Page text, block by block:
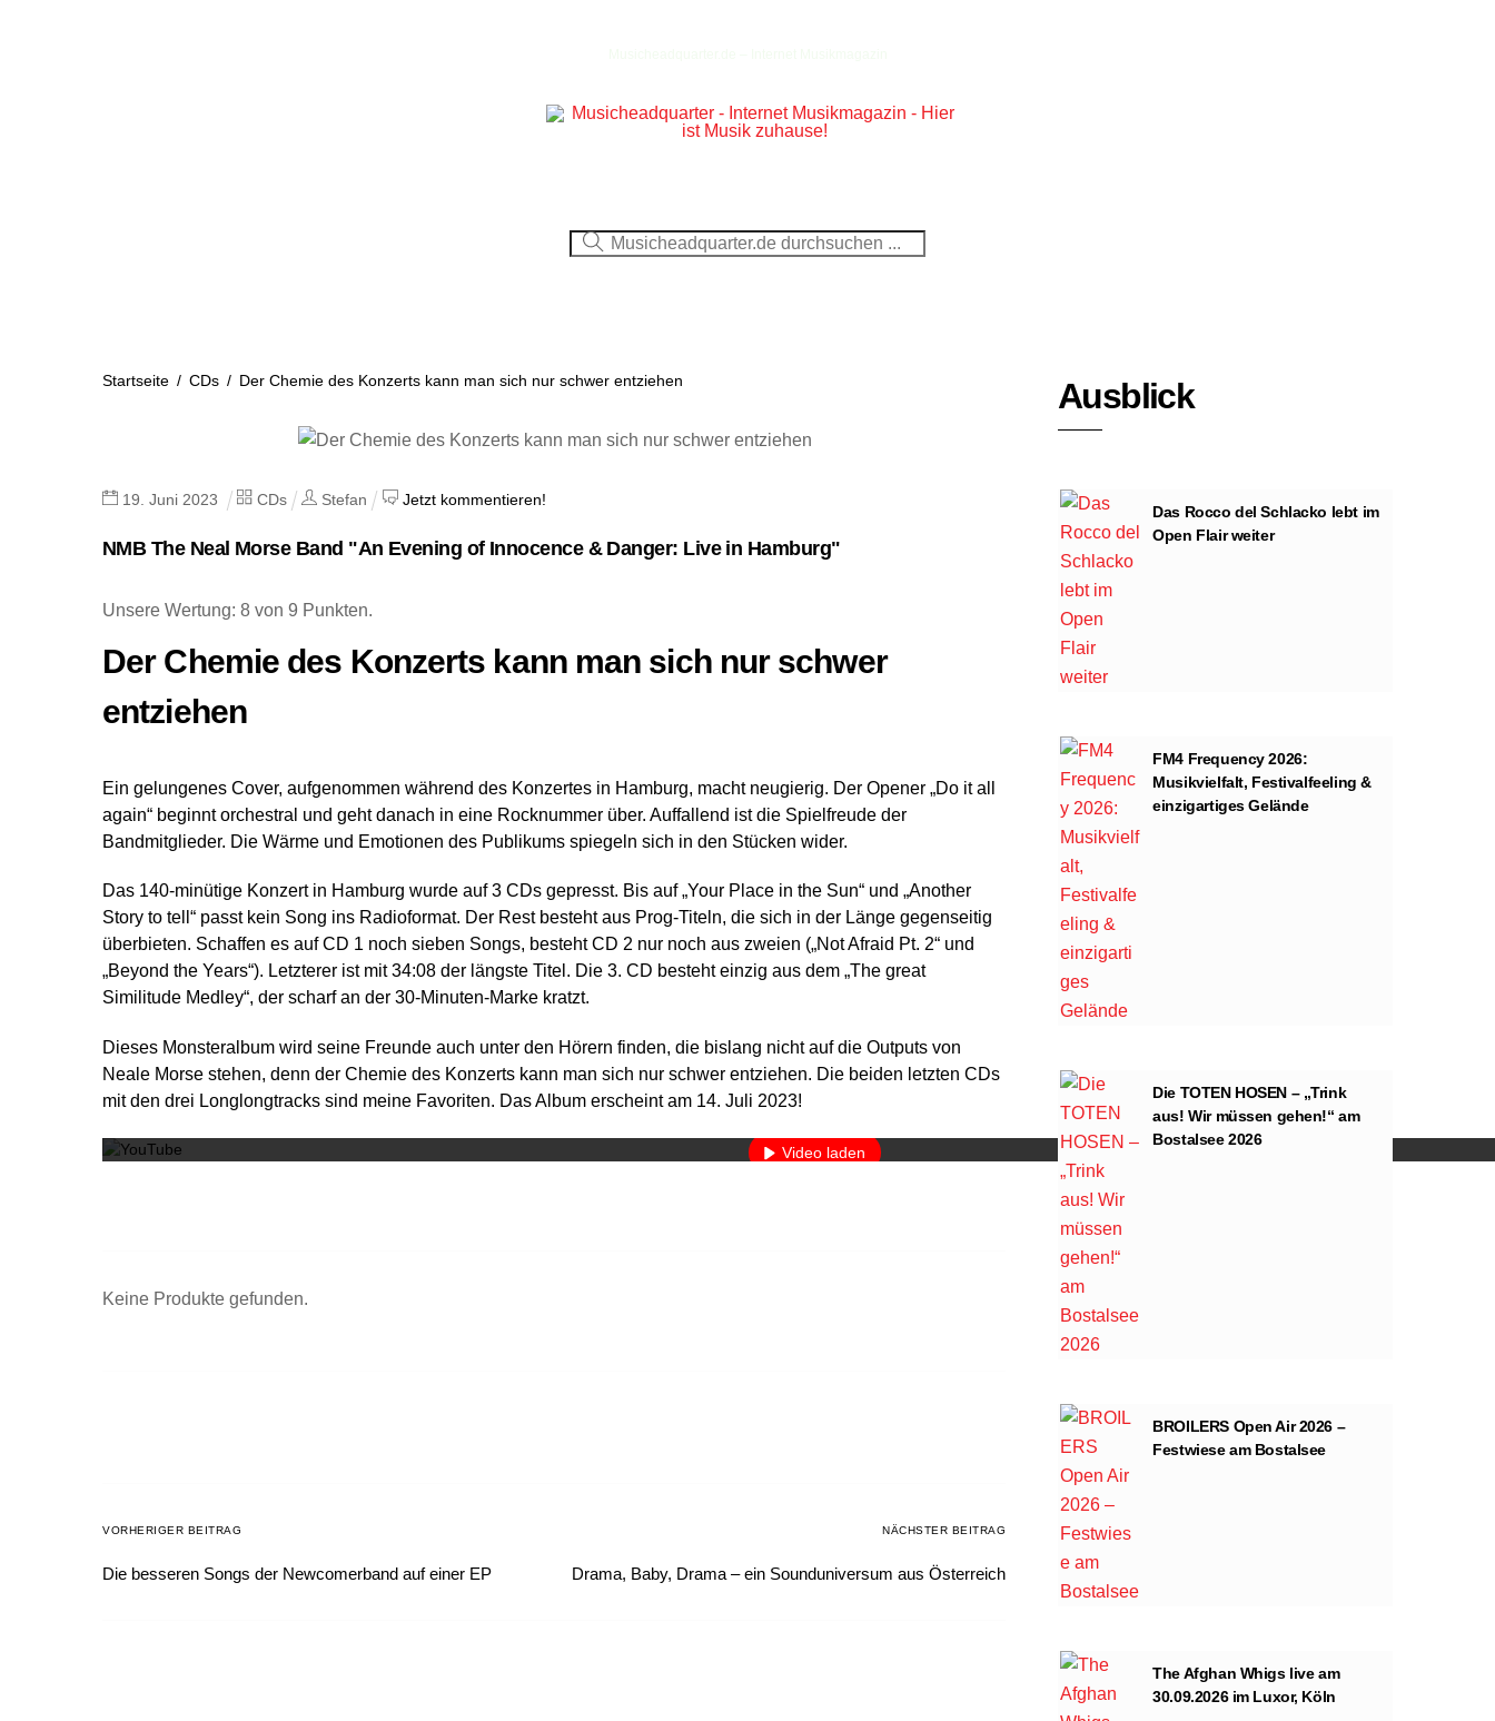
Startseite / CDs / Der Chemie des Konzerts kann man sich nur schwer entziehen
19 Juni 2023 CDs Stefan Jetzt kommentieren!
NMB The Neal Morse Band "An Evening of Innocence & Danger: Live in Hamburg"
Unsere Wertung: 8 von 9 Punkten.
Der Chemie des Konzerts kann man sich nur schwer
entziehen
Ein gelungenes Cover, aufgenommen während des Konzertes in Hamburg, macht neugierig. Der Opener „Do it all
again“ beginnt orchestral und geht danach in eine Rocknummer über. Auffallend ist die Spielfreude der
Bandmitglieder. Die Wärme und Emotionen des Publikums spiegeln sich in den Stücken wider.
Das 140-minütige Konzert in Hamburg wurde auf 3 CDs gepresst. Bis auf „Your Place in the Sun“ und „Another
Story to tell“ passt kein Song ins Radioformat. Der Rest besteht aus Prog-Titeln, die sich in der Länge gegenseitig
überbieten. Schaffen es auf CD 1 noch sieben Songs, besteht CD 2 nur noch aus zweien („Not Afraid Pt. 2“ und
„Beyond the Years“). Letzterer ist mit 34:08 der längste Titel. Die 3. CD besteht einzig aus dem „The great
Similitude Medley“, der scharf an der 30-Minuten-Marke kratzt.
Dieses Monsteralbum wird seine Freunde auch unter den Hörern finden, die bislang nicht auf die Outputs von
Neale Morse stehen, denn der Chemie des Konzerts kann man sich nur schwer entziehen. Die beiden letzten CDs
mit den drei Longlongtracks sind meine Favoriten. Das Album erscheint am 14. Juli 2023!
Mit dem Laden des Videos akzeptieren Sie die Datenschutzerklärung von YouTube.
Mehr erfahren
Video laden
Keine Produkte gefunden.
VORHERIGER BEITRAG
Die besseren Songs der Newcomerband auf einer EP
NÄCHSTER BEITRAG
Drama, Baby, Drama – ein Sounduniversum aus Österreich
Ausblick
Das Rocco del Schlacko lebt im
Open Flair weiter
FM4 Frequency 2026:
Musikvielfalt, Festivalfeeling &
einzigartiges Gelände
Die TOTEN HOSEN – „Trink
aus! Wir müssen gehen!“ am
Bostalsee 2026
BROILERS Open Air 2026 –
Festwiese am Bostalsee
The Afghan Whigs live am
30.09.2026 im Luxor, Köln